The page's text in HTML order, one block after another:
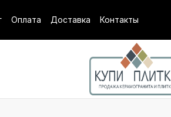
Оплата Доставка Контакты